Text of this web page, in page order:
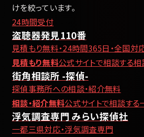
けを絞っています。
24時間受付
盗聴器発見110番
見積もり無料・24時間365日・全国対
見積もり無料公式サイトで相談する相
街角相談所 -探偵-
探偵事務所への相談・紹介無料
相談・紹介無料公式サイトで相談する
浮気調査専門 みらい探偵社
一都三県対応・浮気調査専門